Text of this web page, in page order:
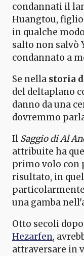
condannati il
Huangtou,
in qualche
salto non salvò
condannato a
Se nella storia
del deltaplano
danno da una
dovremmo
Il Saggio di Al
attribuite ha
primo volo con
risultato, in
una gamba
Otto secoli
Hezarfen,
attraversare in